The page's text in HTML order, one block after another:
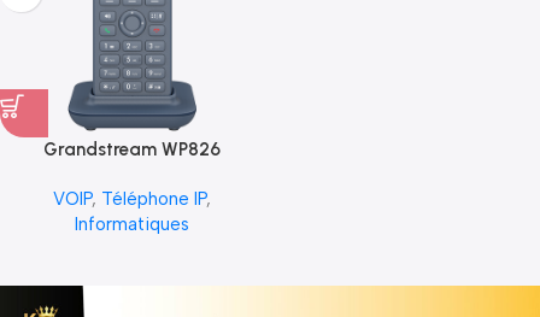
Grandstream WP826
VOIP, Téléphone IP,
Informatiques